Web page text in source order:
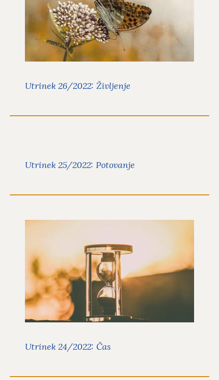
Utrinek 26/2022: Življenje
Utrinki
V predzadnjem, 26. utrinku za leto
2022 sva z Ano Mario Mitič spregovorili
o življenju.
Preberite več
Utrinek 25/2022: Potovanje
Utrinek 25/2022: Potovanje
V današnjem, 25. utrinku za leto 2022
sva z Ano Mario Mitič spregovorili o
Utrinek 24/2022: Čas
Utrinek 24/2022: Čas
Utrinki
V današnjem, 24. utrinku za leto
2022 sva z Ano Mario
Mitič spregovorili o času.